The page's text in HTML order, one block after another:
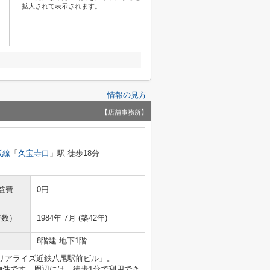
拡大されて表示されます。
情報の見方
【店舗事務所】
線 「 久宝寺口 」駅 徒歩18分
費 0円
） 1984年 7月 (築42年)
8階建 地下1階
ライズ近鉄八尾駅前ビル」。